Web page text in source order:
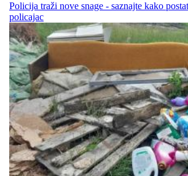
Policija traži nove snage - saznajte kako
policajac